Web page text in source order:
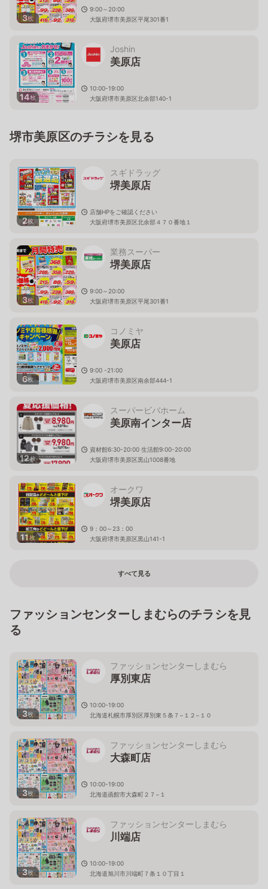
3枚
9:00～20:00
大阪府堺市美原区平尾301番1
14枚
Joshin
美原店
10:00-19:00
大阪府堺市美原区北余部140-1
堺市美原区のチラシを見る
2枚
スギドラッグ
堺美原店
店舗HPをご確認ください
大阪府堺市美原区北余部４７０番地１
3枚
業務スーパー
堺美原店
9:00～20:00
大阪府堺市美原区平尾301番1
6枚
コノミヤ
美原店
9:00 -21:00
大阪府堺市美原区南余部444-1
12枚
スーパービバホーム
美原南インター店
資材館6:30-20:00 生活館9:00-20:00
大阪府堺市美原区黒山1008番地
11枚
オークワ
堺美原店
9：00～23：00
大阪府堺市美原区黒山141-1
すべて見る
ファッションセンターしまむらのチラシを見
る
3枚
ファッションセンターしまむら
厚別東店
10:00-19:00
北海道札幌市厚別区厚別東５条７−１２−１０
3枚
ファッションセンターしまむら
大森町店
10:00-19:00
北海道函館市大森町２７−１
3枚
ファッションセンターしまむら
川端店
10:00-19:00
北海道旭川市川端町７条１０丁目１